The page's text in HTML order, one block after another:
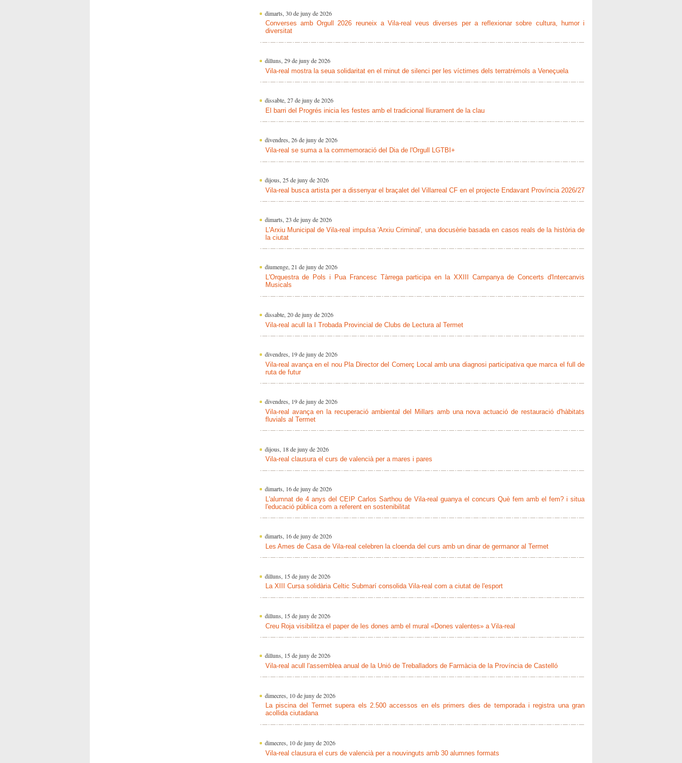
dimarts, 30 de juny de 2026
Converses amb Orgull 2026 reuneix a Vila-real veus diverses per a reflexionar sobre cultura, humor i
diversitat
dilluns, 29 de juny de 2026
Vila-real mostra la seua solidaritat en el minut de silenci per les víctimes dels terratrémols a Veneçuela
dissabte, 27 de juny de 2026
El barri del Progrés inicia les festes amb el tradicional lliurament de la clau
divendres, 26 de juny de 2026
Vila-real se suma a la commemoració del Dia de l'Orgull LGTBI+
dijous, 25 de juny de 2026
Vila-real busca artista per a dissenyar el braçalet del Villarreal CF en el projecte Endavant Província 2026/27
dimarts, 23 de juny de 2026
L'Arxiu Municipal de Vila-real impulsa 'Arxiu Criminal', una docusèrie basada en casos reals de la història de
la ciutat
diumenge, 21 de juny de 2026
L'Orquestra de Pols i Pua Francesc Tàrrega participa en la XXIII Campanya de Concerts d'Intercanvis
Musicals
dissabte, 20 de juny de 2026
Vila-real acull la I Trobada Provincial de Clubs de Lectura al Termet
divendres, 19 de juny de 2026
Vila-real avança en el nou Pla Director del Comerç Local amb una diagnosi participativa que marca el full de
ruta de futur
divendres, 19 de juny de 2026
Vila-real avança en la recuperació ambiental del Millars amb una nova actuació de restauració d'hàbitats
fluvials al Termet
dijous, 18 de juny de 2026
Vila-real clausura el curs de valencià per a mares i pares
dimarts, 16 de juny de 2026
L'alumnat de 4 anys del CEIP Carlos Sarthou de Vila-real guanya el concurs Què fem amb el fem? i situa
l'educació pública com a referent en sostenibilitat
dimarts, 16 de juny de 2026
Les Ames de Casa de Vila-real celebren la cloenda del curs amb un dinar de germanor al Termet
dilluns, 15 de juny de 2026
La XIII Cursa solidària Celtic Submarí consolida Vila-real com a ciutat de l'esport
dilluns, 15 de juny de 2026
Creu Roja visibilitza el paper de les dones amb el mural «Dones valentes» a Vila-real
dilluns, 15 de juny de 2026
Vila-real acull l'assemblea anual de la Unió de Treballadors de Farmàcia de la Província de Castelló
dimecres, 10 de juny de 2026
La piscina del Termet supera els 2.500 accessos en els primers dies de temporada i registra una gran
acollida ciutadana
dimecres, 10 de juny de 2026
Vila-real clausura el curs de valencià per a nouvinguts amb 30 alumnes formats